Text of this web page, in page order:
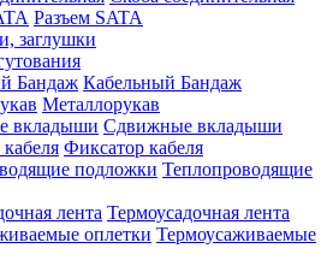
Разъем SATA
заглушки
Кабельный Бандаж
Металлорукав
Сдвижные вкладыши
Фиксатор кабеля
Теплопроводящие
Термоусадочная лента
Термоусаживаемые